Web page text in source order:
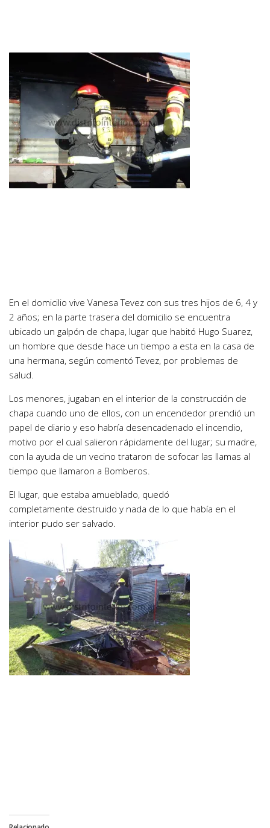
En el domicilio vive Vanesa Tevez con sus tres hijos de 6, 4 y
2 años; en la parte trasera del domicilio se encuentra
ubicado un galpón de chapa, lugar que habitó Hugo Suarez,
un hombre que desde hace un tiempo a esta en la casa de
una hermana, según comentó Tevez, por problemas de
salud.
Los menores, jugaban en el interior de la construcción de
chapa cuando uno de ellos, con un encendedor prendió un
papel de diario y eso habría desencadenado el incendio,
motivo por el cual salieron rápidamente del lugar; su madre,
con la ayuda de un vecino trataron de sofocar las llamas al
tiempo que llamaron a Bomberos.
El lugar, que estaba amueblado, quedó
completamente destruido y nada de lo que había en el
interior pudo ser salvado.